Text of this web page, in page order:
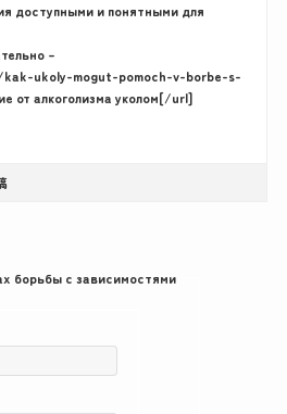
доступными и понятными для
–
ukoly-mogut-pomoch-v-borbe-s-
от алкоголизма уколом[/url]
борьбы с зависимостями